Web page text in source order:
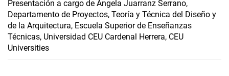
Presentación a cargo de Ángela Juarranz Serrano,
Departamento de Proyectos, Teoría y Técnica del Diseño y
de la Arquitectura, Escuela Superior de Enseñanzas
Técnicas, Universidad CEU Cardenal Herrera, CEU
Universities